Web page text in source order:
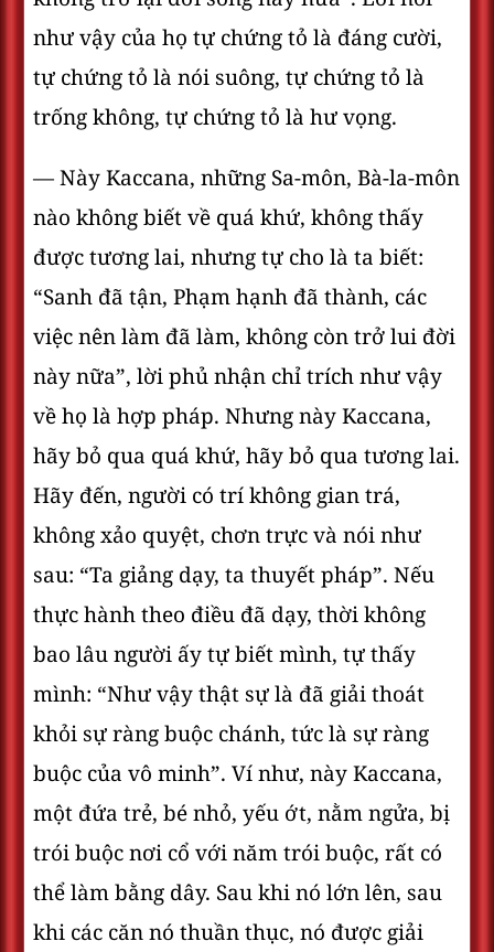
như vậy của họ tự chứng tỏ là đáng cười,
tự chứng tỏ là nói suông, tự chứng tỏ là
trống không, tự chứng tỏ là hư vọng.
— Này Kaccana, những Sa-môn, Bà-la-môn
nào không biết về quá khứ, không thấy
được tương lai, nhưng tự cho là ta biết:
“Sanh đã tận, Phạm hạnh đã thành, các
việc nên làm đã làm, không còn trở lui đời
này nữa”, lời phủ nhận chỉ trích như vậy
về họ là hợp pháp. Nhưng này Kaccana,
hãy bỏ qua quá khứ, hãy bỏ qua tương lai.
Hãy đến, người có trí không gian trá,
không xảo quyệt, chơn trực và nói như
sau: “Ta giảng dạy, ta thuyết pháp”. Nếu
thực hành theo điều đã dạy, thời không
bao lâu người ấy tự biết mình, tự thấy
mình: “Như vậy thật sự là đã giải thoát
khỏi sự ràng buộc chánh, tức là sự ràng
buộc của vô minh”. Ví như, này Kaccana,
một đứa trẻ, bé nhỏ, yếu ớt, nằm ngửa, bị
trói buộc nơi cổ với năm trói buộc, rất có
thể làm bằng dây. Sau khi nó lớn lên, sau
khi các căn nó thuần thục, nó được giải